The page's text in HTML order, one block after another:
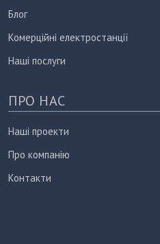
Блог
Комерційні електростанції
Наші послуги
ПРО НАС
Наші проекти
Про компанію
Контакти